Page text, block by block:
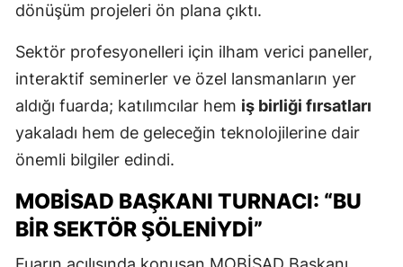
dönüşüm projeleri ön plana çıktı.
Sektör profesyonelleri için ilham verici paneller,
interaktif seminerler ve özel lansmanların yer
aldığı fuarda; katılımcılar hem iş birliği fırsatları
yakaladı hem de geleceğin teknolojilerine dair
önemli bilgiler edindi.
MOBİSAD BAŞKANI TURNACI: “BU
BIR SEKTÖR ŞÖLENIYDI”